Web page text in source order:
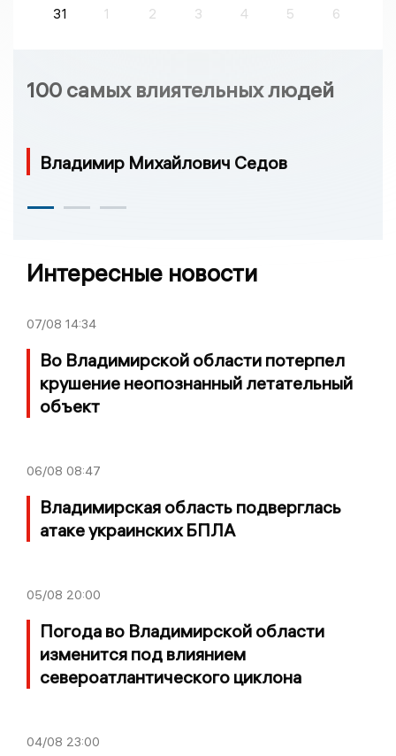
31 1 2 3 4 5 6
100 самых влиятельных людей
Владимир Михайлович Седов
Интересные новости
07/08 14:34
Во Владимирской области потерпел
крушение неопознанный летательный
объект
06/08 08:47
Владимирская область подверглась
атаке украинских БПЛА
05/08 20:00
Погода во Владимирской области
изменится под влиянием
североатлантического циклона
04/08 23:00